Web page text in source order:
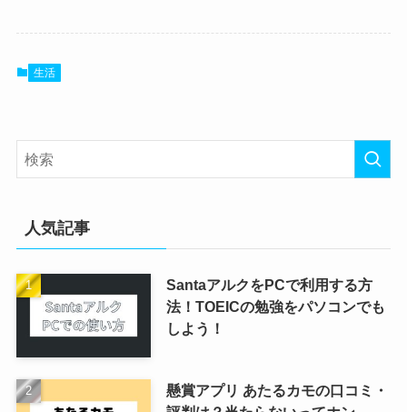
生活
人気記事
SantaアルクをPCで利用する方
法！TOEICの勉強をパソコンでも
しよう！
懸賞アプリ あたるカモの口コミ・